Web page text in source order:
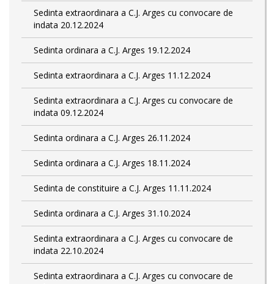
Sedinta extraordinara a C.J. Arges cu convocare de
indata 20.12.2024
Sedinta ordinara a C.J. Arges 19.12.2024
Sedinta extraordinara a C.J. Arges 11.12.2024
Sedinta extraordinara a C.J. Arges cu convocare de
indata 09.12.2024
Sedinta ordinara a C.J. Arges 26.11.2024
Sedinta ordinara a C.J. Arges 18.11.2024
Sedinta de constituire a C.J. Arges 11.11.2024
Sedinta ordinara a C.J. Arges 31.10.2024
Sedinta extraordinara a C.J. Arges cu convocare de
indata 22.10.2024
Sedinta extraordinara a C.J. Arges cu convocare de